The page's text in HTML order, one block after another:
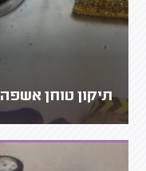
תיקון טוחן אשפה